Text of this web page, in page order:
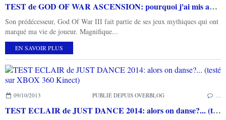
TEST de GOD OF WAR ASCENSION: pourquoi j'ai mis autant de temps à écrire ce test... (exclusif PS3)
Son prédécesseur, God Of War III fait partie de ses jeux mythiques qui ont
marqué ma vie de joueur. Magnifique...
EN SAVOIR PLUS
09/10/2013 PUBLIÉ DEPUIS OVERBLOG …
TEST ECLAIR de JUST DANCE 2014: alors on danse?... (testé sur XBOX 360 Kinect)